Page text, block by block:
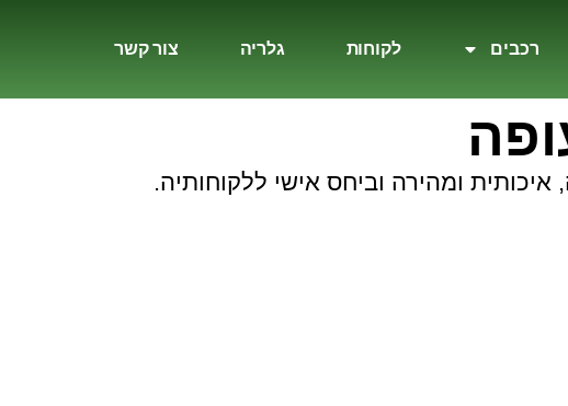
רכבים לקוחות גלריה צור קשר
ומהירה וביחס אישי ללקוחותיה.